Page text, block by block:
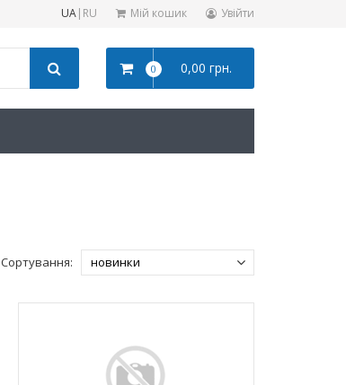
UA| RU Мій кошик Увійти
0 0,00 грн.
Сортування: